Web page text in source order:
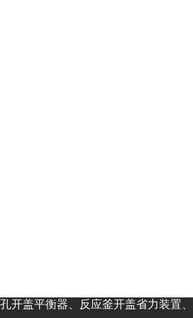
开盖平衡器、反应釜开盖省力装置、